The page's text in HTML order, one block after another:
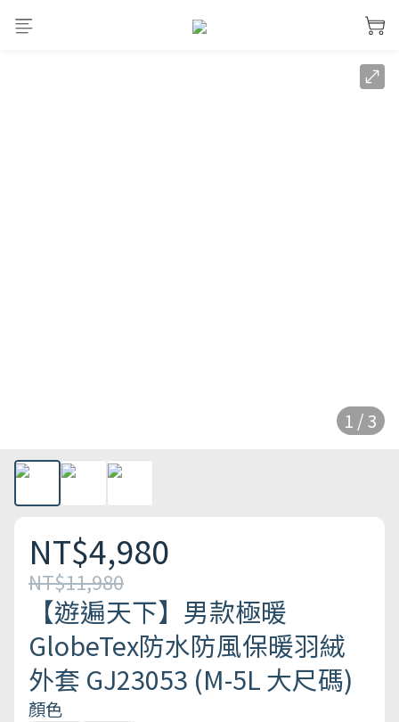
1 / 3
NT$4,980
NT$11,980
【遊遍天下】男款極暖
GlobeTex防水防風保暖羽絨
外套 GJ23053 (M-5L 大尺碼)
顏色